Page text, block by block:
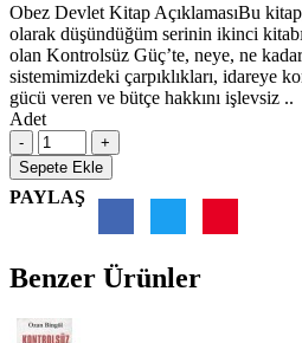
Obez Devlet Kitap AçıklamasıBu
olarak düşündüğüm serinin ikinci
olan Kontrolsüz Güç’te, neye, ne
sistemimizdeki çarpıklıkları, idareye
gücü veren ve bütçe hakkını işlevsiz ..
Adet
Sepete Ekle
PAYLAŞ
Benzer Ürünler